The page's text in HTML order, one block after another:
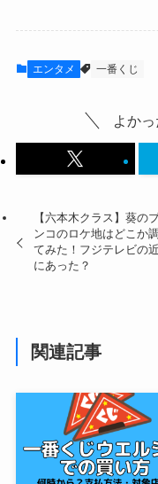
エンタメ 一番くじ
よか
【六本木クラス】葵の
ンコのロケ地はどこか
てみた！フジテレビの近
にあった？
関連記事